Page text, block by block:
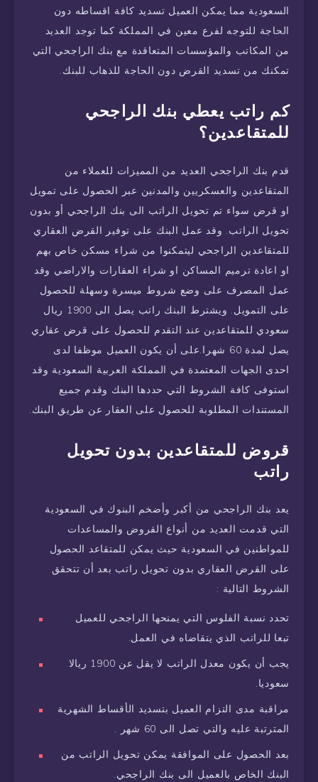
السعودية مما يمكن العميل تسديد كافة اقساطه دون
الحاجة للتوجه لفرع معين في المملكة كما توجد العديد
من المكاتب والمؤسسات المتعاقدة مع بنك الراجحي التي
تمكنك من تسديد القرض دون الحاجة للذهاب للبنك.
كم راتب يعطي بنك الراجحي
للمتقاعدين؟
قدم بنك الراجحي العديد من المميزات للعملاء من
المتقاعدين والعسكريين والمدنين عبر الحصول على تمويل
او قرض سواء تم تحويل الراتب الى بنك الراجحي أو بدون
تحويل الراتب. وقد عمل البنك على توفير القرض العقاري
للمتقاعدين الراجحي ليتمكنوا من شراء مسكن خاص بهم
او اعادة ترميم المساكن او شراء العقارات والاراضي وقد
عمل المصرف على وضع شروط ميسرة وسهلة للحصول
على التمويل. ويشترط البنك راتب يصل الى 1900 ريال
سعودي للمتقاعدين عند التقدم للحصول على قرض عقاري
يصل لمدة 60 شهرا.على أن يكون العميل موظفا لدى
احدى الجهات المعتمدة في المملكة العربية السعودية وقد
استوفى كافة الشروط التي حددها البنك وقدم جميع
المستندات المطلوبة للحصول على العقار عن طريق البنك.
قروض للمتقاعدين بدون تحويل
راتب
يعد بنك الراجحي من أكبر وأضخم البنوك في السعودية
التي قدمت العديد من أنواع القروض والمساعدات
للمواطنين في السعودية حيث يمكن للمتقاعد الحصول
على القرض العقاري بدون تحويل راتب بعد أن تتحقق
الشروط التالية :
تحدد نسبة الفلوس التي يمنحها الراجحي للعميل
تبعا للراتب الذي يتقاضاه في العمل.
يجب أن يكون معدل الراتب لا يقل عن 1900 ريالا
سعوديا.
مراقبة مدى التزام العميل بتسديد الأقساط الشهرية
المترتبة عليه والتي تصل الى 60 شهر .
بعد الحصول على الموافقة يمكن تحويل الراتب من
البنك الخاص بالعميل الى بنك الراجحي.